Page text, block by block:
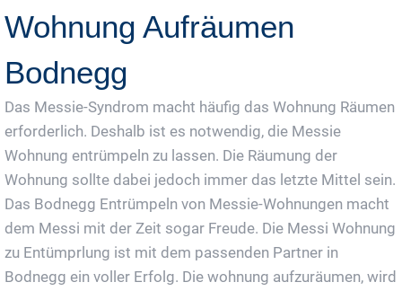
Wohnung Aufräumen
Bodnegg
Das Messie-Syndrom macht häufig das Wohnung Räumen
erforderlich. Deshalb ist es notwendig, die Messie
Wohnung entrümpeln zu lassen. Die Räumung der
Wohnung sollte dabei jedoch immer das letzte Mittel sein.
Das Bodnegg Entrümpeln von Messie-Wohnungen macht
dem Messi mit der Zeit sogar Freude. Die Messi Wohnung
zu Entümprlung ist mit dem passenden Partner in
Bodnegg ein voller Erfolg. Die wohnung aufzuräumen, wird